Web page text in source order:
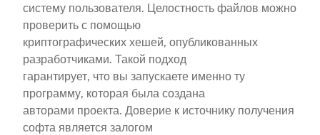
систему пользователя. Целостность файлов можно
проверить с помощью
криптографических хешей, опубликованных
разработчиками. Такой подход
гарантирует, что вы запускаете именно ту
программу, которая была создана
авторами проекта. Доверие к источнику получения
софта является залогом